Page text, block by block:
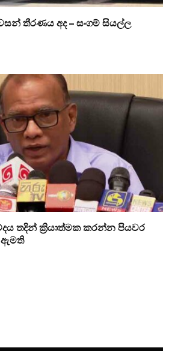
තීරණය අද – සංගම් සියල්ල
තදින් ක්‍රියාත්මක කරන්න පියවර
ඇමති